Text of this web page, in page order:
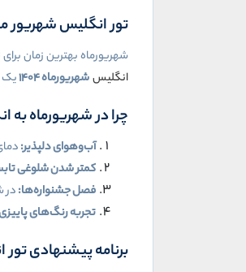
تور انگلیس شهریور ماه ۱۴۰۴ | آخرین ماه تابستان در
شهریورماه بهترین زمان
انگلیسشهریورماه۱۴۰۴یک
چرا در شهریورماه
آب‌وهوای دلپذیر:دمای
کمتر شدن شلوغی
فصل جشنواره‌ها:در
تجربه رنگ‌های
برنامه پیشنهادی تور